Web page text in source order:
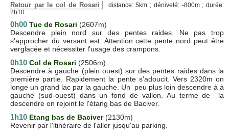
Retour par le col de Rosari
distance: 5km ; dénivelé: -800m ; durée:
2h10
0h00 Tuc de Rosari (2607m)
Descendre plein nord sur des pentes raides. Ne pas trop
s'approcher du versant est. Attention cette pente nord peut être
verglacée et nécessiter l'usage des crampons.
0h10 Col de Rosari (2506m)
Descendre à gauche (plein ouest) sur des pentes raides dans la
première partie. Rapidement la pente s'adoucit. Vers 2320m on
longe un grand lac par la gauche. Un peu plus loin descendre à à
gauche (sud-ouest) dans un fond de vallon. Au terme de la
descendre on rejoint le l'étang bas de Baciver.
1h10 Etang bas de Baciver (2130m)
Revenir par l'itinéraire de l'aller jusqu'au parking.